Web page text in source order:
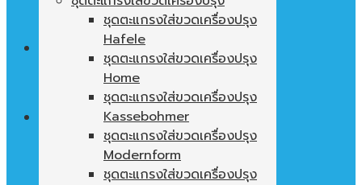
ไม่มีสินค้าในตะกร้า
ตะกร้าสินค้า
ชุดตะแกรงใส่ขวดเครื่องปรุง
Hafele
ชุดตะแกรงใส่ขวดเครื่องปรุง
Home
ชุดตะแกรงใส่ขวดเครื่องปรุง
Kassebohmer
ชุดตะแกรงใส่ขวดเครื่องปรุง
Modernform
ชุดตะแกรงใส่ขวดเครื่องปรุง